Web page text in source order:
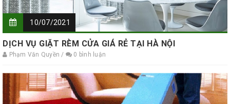
10/07/2021
DỊCH VỤ GIẶT RÈM CỬA GIÁ RẺ TẠI HÀ NỘI
Phạm Văn Quyền / 0 bình luận